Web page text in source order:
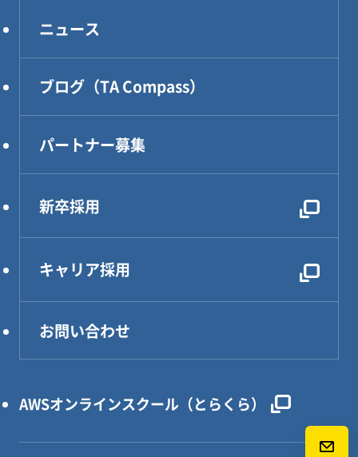
DXソリューション
CAE解析・試験・評価
ニュース
ブログ（TA Compass）
パートナー募集
新卒採用
キャリア採用
お問い合わせ
AWSオンラインスクール（とらくら）